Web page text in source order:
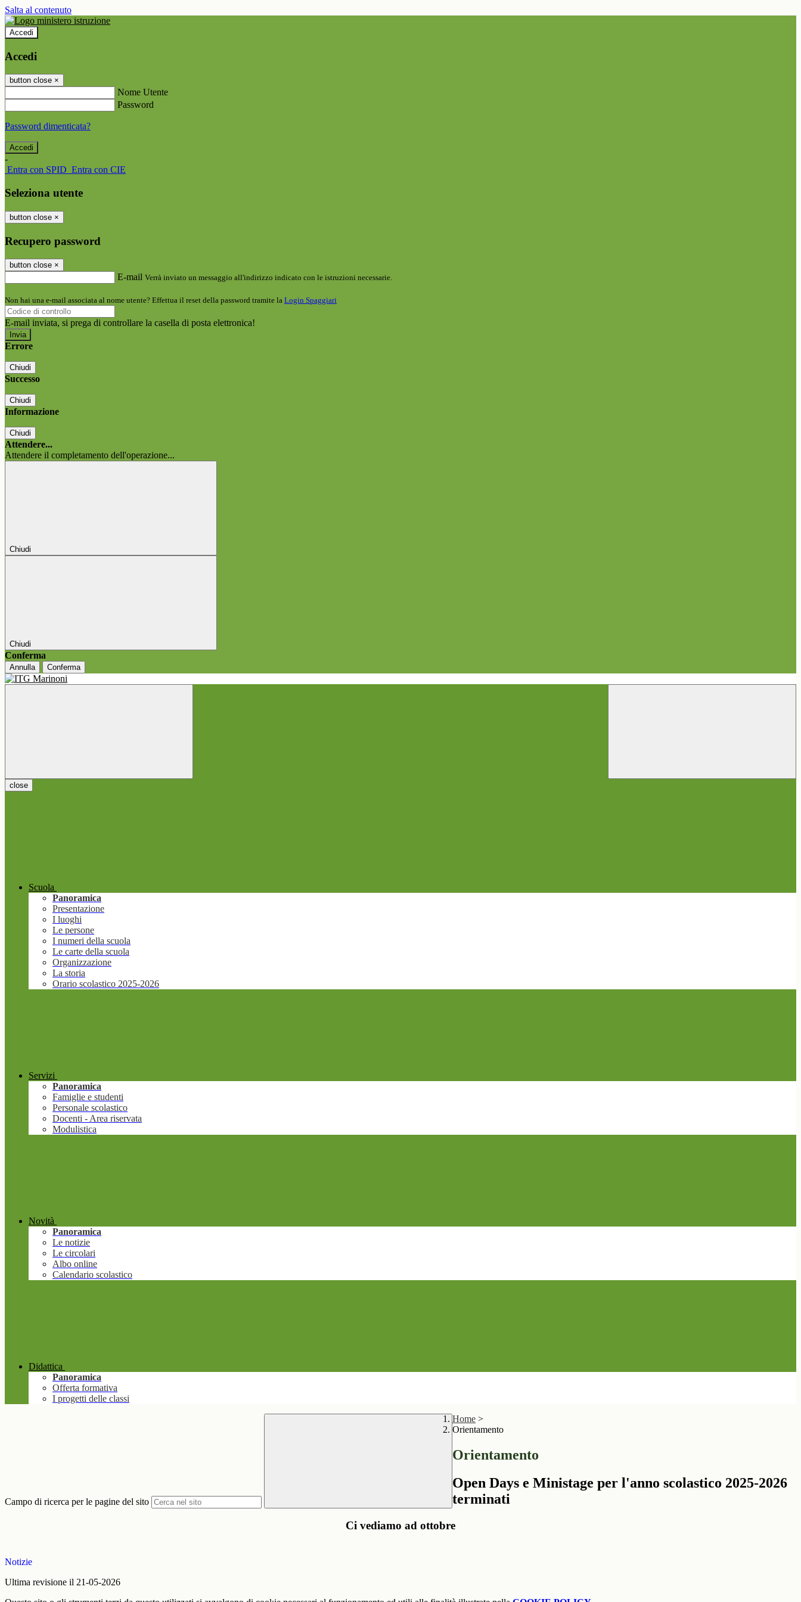
Salta al contenuto
Accedi
Accedi
button close ×
Nome Utente
Password
Password dimenticata?
-
Entra con SPID Entra con CIE
Seleziona utente
button close ×
Recupero password
button close ×
E-mail Verrà inviato un messaggio all'indirizzo indicato con le istruzioni necessarie.
Non hai una e-mail associata al nome utente? Effettua il reset della password tramite la Login Spaggiari
E-mail inviata, si prega di controllare la casella di posta elettronica!
Errore
Chiudi
Successo
Chiudi
Informazione
Chiudi
Attendere...
Attendere il completamento dell'operazione...
Chiudi
Chiudi
Conferma
Annulla Conferma
close
Scuola
Panoramica
Presentazione
I luoghi
Le persone
I numeri della scuola
Le carte della scuola
Organizzazione
La storia
Orario scolastico 2025-2026
Servizi
Panoramica
Famiglie e studenti
Personale scolastico
Docenti - Area riservata
Modulistica
Novità
Panoramica
Le notizie
Le circolari
Albo online
Calendario scolastico
Didattica
Panoramica
Offerta formativa
I progetti delle classi
Campo di ricerca per le pagine del sito
Home >
Orientamento
Orientamento
Open Days e Ministage per l'anno scolastico 2025-2026
terminati
Ci vediamo ad ottobre
Notizie
Ultima revisione il 21-05-2026